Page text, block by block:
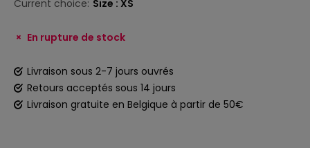
Current choice: Size : XS
En rupture de stock
Livraison sous 2-7 jours ouvrés
Retours acceptés sous 14 jours
Livraison gratuite en Belgique à partir de 50€